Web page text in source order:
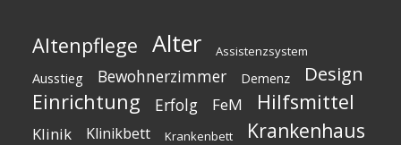
Altenpflege Alter Assistenzsystem
Ausstieg Bewohnerzimmer Demenz Design
Einrichtung Erfolg FeM Hilfsmittel
Klinik Klinikbett Krankenbett Krankenhaus